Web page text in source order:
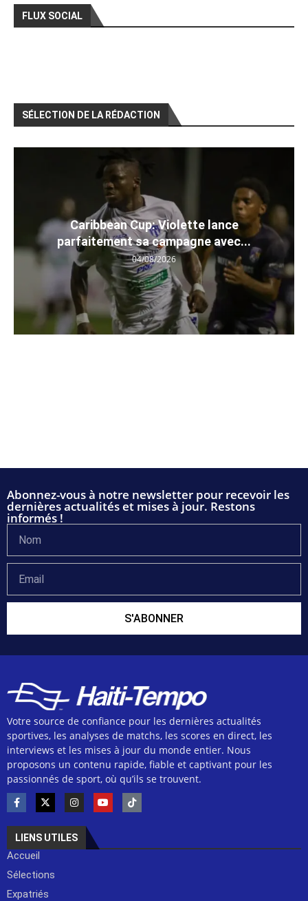
FLUX SOCIAL
SÉLECTION DE LA RÉDACTION
Caribbean Cup: Violette lance
parfaitement sa campagne avec...
04/08/2026
Abonnez-vous à notre newsletter pour recevoir les
dernières actualités et mises à jour. Restons
informés !
S'ABONNER
Votre source de confiance pour les dernières actualités
sportives, les analyses de matchs, les scores en direct, les
interviews et les mises à jour du monde entier. Nous
proposons un contenu rapide, fiable et captivant pour les
passionnés de sport, où qu’ils se trouvent.
LIENS UTILES
Accueil
Sélections
Expatriés